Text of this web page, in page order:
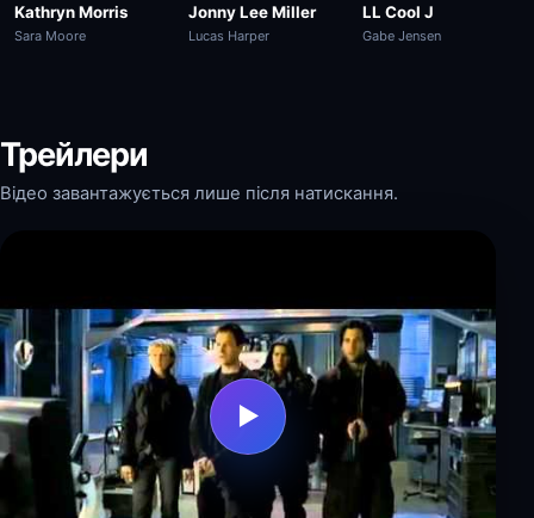
Kathryn Morris
Sara Moore
Jonny Lee Miller
Lucas Harper
LL Cool J
Gabe Jensen
Трейлери
Відео завантажується лише після натискання.
▶